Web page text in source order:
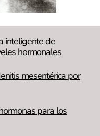
inteligente de
hormonales
mesentérica por
para los